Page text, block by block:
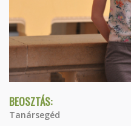
BEOSZTÁS:
Tanársegéd